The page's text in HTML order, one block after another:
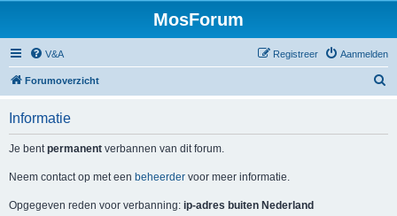
MosForum
V&A Aanmelden
Registreer
Forumoverzicht
Informatie
Je bentpermanent verbannen van dit forum.
Neem contact op met een beheerder voor meer informatie.
Opgegeven reden voor verbanning: ip-adres buiten Nederland